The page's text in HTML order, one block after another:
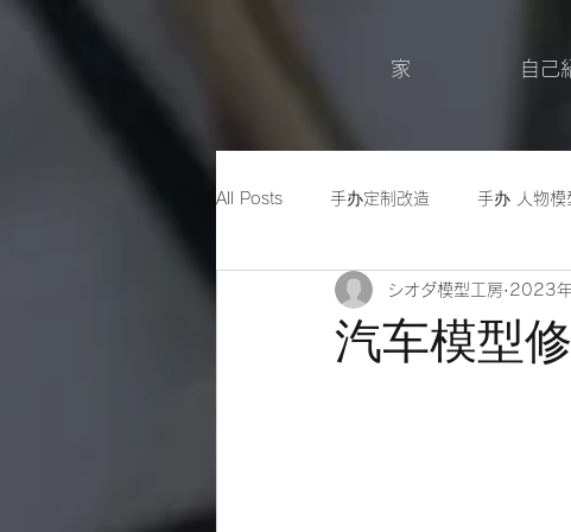
家 自己
All Posts 手办定制改造 手办 人物模
汽车模型
シオダ模型工房 2023